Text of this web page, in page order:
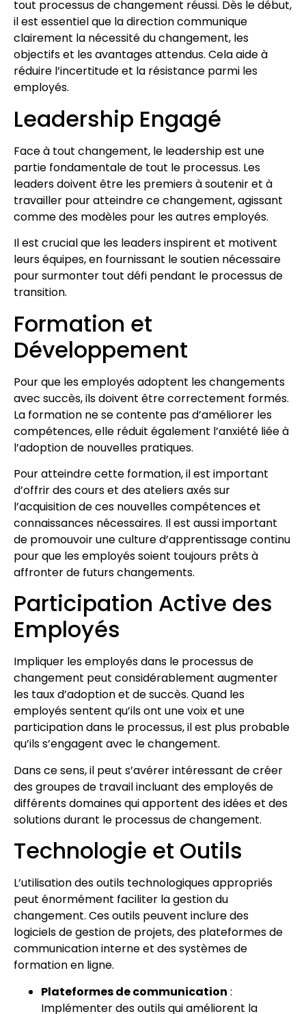
tout processus de changement réussi. Dès le début,
il est essentiel que la direction communique
clairement la nécessité du changement, les
objectifs et les avantages attendus. Cela aide à
réduire l’incertitude et la résistance parmi les
employés.
Leadership Engagé
Face à tout changement, le leadership est une
partie fondamentale de tout le processus. Les
leaders doivent être les premiers à soutenir et à
travailler pour atteindre ce changement, agissant
comme des modèles pour les autres employés.
Il est crucial que les leaders inspirent et motivent
leurs équipes, en fournissant le soutien nécessaire
pour surmonter tout défi pendant le processus de
transition.
Formation et
Développement
Pour que les employés adoptent les changements
avec succès, ils doivent être correctement formés.
La formation ne se contente pas d’améliorer les
compétences, elle réduit également l’anxiété liée à
l’adoption de nouvelles pratiques.
Pour atteindre cette formation, il est important
d’offrir des cours et des ateliers axés sur
l’acquisition de ces nouvelles compétences et
connaissances nécessaires. Il est aussi important
de promouvoir une culture d’apprentissage continu
pour que les employés soient toujours prêts à
affronter de futurs changements.
Participation Active des
Employés
Impliquer les employés dans le processus de
changement peut considérablement augmenter
les taux d’adoption et de succès. Quand les
employés sentent qu’ils ont une voix et une
participation dans le processus, il est plus probable
qu’ils s’engagent avec le changement.
Dans ce sens, il peut s’avérer intéressant de créer
des groupes de travail incluant des employés de
différents domaines qui apportent des idées et des
solutions durant le processus de changement.
Technologie et Outils
L’utilisation des outils technologiques appropriés
peut énormément faciliter la gestion du
changement. Ces outils peuvent inclure des
logiciels de gestion de projets, des plateformes de
communication interne et des systèmes de
formation en ligne.
Plateformes de communication :
Implémenter des outils qui améliorent la